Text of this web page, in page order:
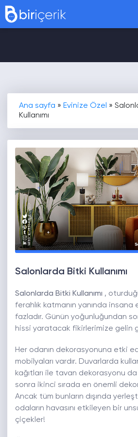
Ana sayfa » Evinize Özel »
Kullanımı
Salonlarda Bitki Kullanımı
Salonlarda Bitki Kullanımı ,
ferahlık katmanın yanında
fazladır. Günün yoğunluğundan
hissi yaratacak fikirlerimize gelin
Her odanın dekorasyonuna etki
mobilyaları vardır. Duvarlarda
kağıtları ile tavan dekorasyonu
sonra ikinci sırada en önemli
Ancak tüm bunların dışında
odaların havasını etkileyen bir
çiçekler!